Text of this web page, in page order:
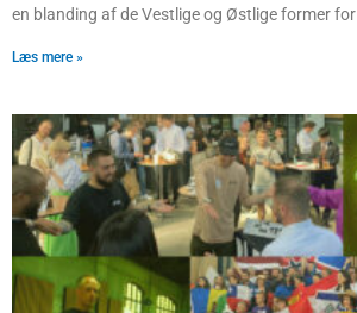
en blanding af de Vestlige og Østlige former for
Læs mere »